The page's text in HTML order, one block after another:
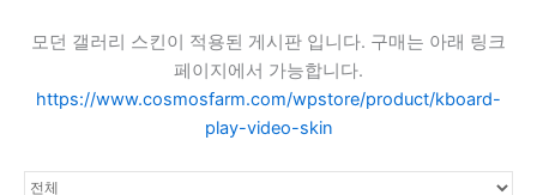
모던 갤러리 스킨이 적용된 게시판 입니다. 구매는 아래 링크
페이지에서 가능합니다.
https://www.cosmosfarm.com/wpstore/product/kboard-
play-video-skin